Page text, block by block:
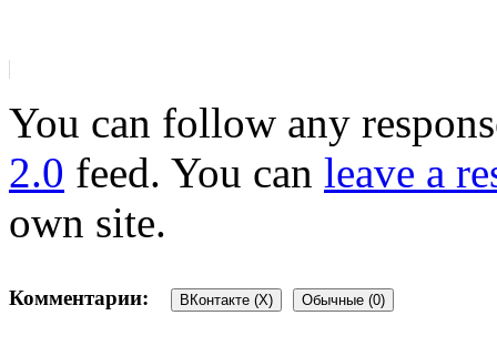
You can follow any
2.0 feed. You can leave a
own site.
Комментарии: ВКонтакте (X) Обычные (0)